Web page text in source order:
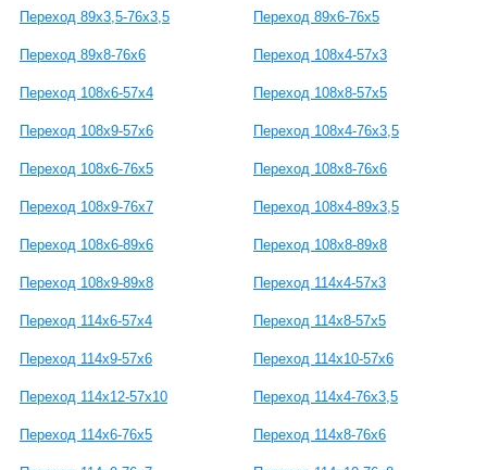
Переход 89х3,5-76х3,5 Переход 89х6-76х5
Переход 89х8-76х6 Переход 108х4-57х3
Переход 108х6-57х4 Переход 108х8-57х5
Переход 108х9-57х6 Переход 108х4-76х3,5
Переход 108х6-76х5 Переход 108х8-76х6
Переход 108х9-76х7 Переход 108х4-89х3,5
Переход 108х6-89х6 Переход 108х8-89х8
Переход 108х9-89х8 Переход 114х4-57х3
Переход 114х6-57х4 Переход 114х8-57х5
Переход 114х9-57х6 Переход 114х10-57х6
Переход 114х12-57х10 Переход 114х4-76х3,5
Переход 114х6-76х5 Переход 114х8-76х6